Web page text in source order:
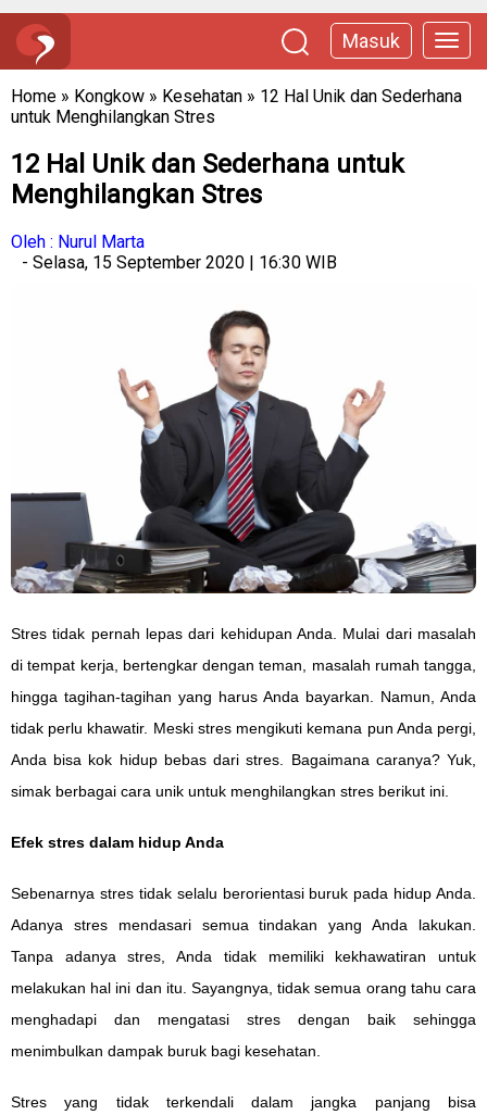
Masuk
Home » Kongkow » Kesehatan » 12 Hal Unik dan Sederhana
untuk Menghilangkan Stres
12 Hal Unik dan Sederhana untuk
Menghilangkan Stres
Oleh : Nurul Marta
- Selasa, 15 September 2020 | 16:30 WIB
Stres tidak pernah lepas dari kehidupan Anda. Mulai dari masalah
di tempat kerja, bertengkar dengan teman, masalah rumah tangga,
hingga tagihan-tagihan yang harus Anda bayarkan. Namun, Anda
tidak perlu khawatir. Meski stres mengikuti kemana pun Anda pergi,
Anda bisa kok hidup bebas dari stres. Bagaimana caranya? Yuk,
simak berbagai cara unik untuk menghilangkan stres berikut ini.
Efek stres dalam hidup Anda
Sebenarnya stres tidak selalu berorientasi buruk pada hidup Anda.
Adanya stres mendasari semua tindakan yang Anda lakukan.
Tanpa adanya stres, Anda tidak memiliki kekhawatiran untuk
melakukan hal ini dan itu. Sayangnya, tidak semua orang tahu cara
menghadapi dan mengatasi stres dengan baik sehingga
menimbulkan dampak buruk bagi kesehatan.
Stres yang tidak terkendali dalam jangka panjang bisa